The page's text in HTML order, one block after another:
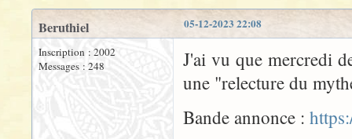
05-12-2023 22:08
Beruthiel
Inscription : 2002
Messages : 248
J'ai vu que mercredi
une "relecture du
Bande annonce :